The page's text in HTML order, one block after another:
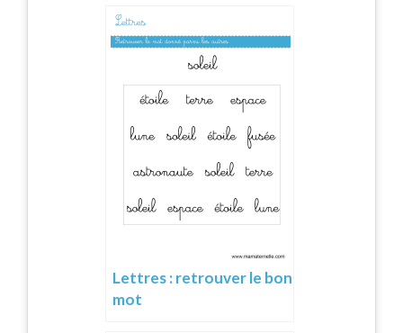
Lettres : retrouver le bon
mot